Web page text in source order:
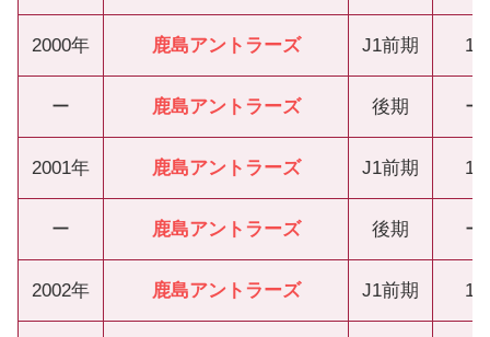
2000年 鹿島アントラーズ J1前期 15
ー 鹿島アントラーズ 後期 ー
2001年 鹿島アントラーズ J1前期 15
ー 鹿島アントラーズ 後期 ー
2002年 鹿島アントラーズ J1前期 15